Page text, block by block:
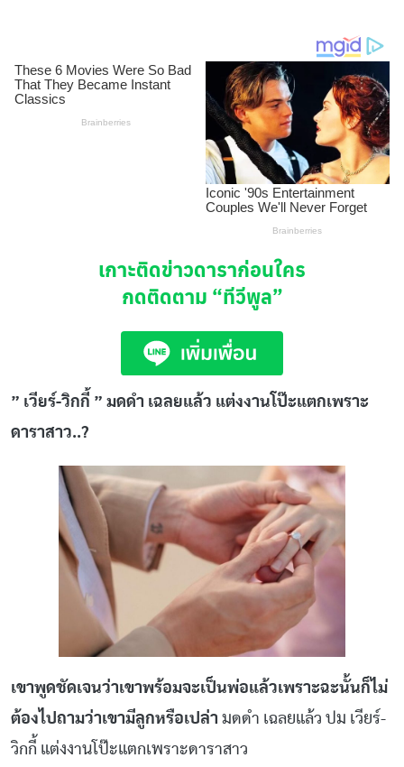
เกาะติดข่าวดาราก่อนใคร
กดติดตาม “ทีวีพูล”
” เวียร์-วิกกี้ ” มดดำ เฉลยแล้ว แต่งงานโป๊ะแตกเพราะ
ดาราสาว..?
เขาพูดชัดเจนว่าเขาพร้อมจะเป็นพ่อแล้วเพราะฉะนั้นก็ไม่
ต้องไปถามว่าเขามีลูกหรือเปล่า มดดำ เฉลยแล้ว ปม เวียร์-
วิกกี้ แต่งงานโป๊ะแตกเพราะดาราสาว